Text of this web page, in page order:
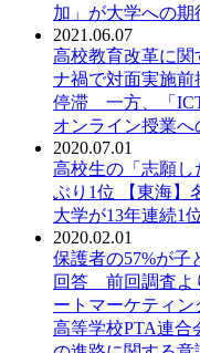
加」が大学への期
2021.06.07
PDF：
高校教育改革に
ナ禍で対面実施
停滞 一方、「
オンライン授業
2020.07.01
PDF：
高校生の「志願
ぶり1位 【東海】
大学が13年連続1
2020.02.01
PDF：
保護者の57%が子
回答 前回調査よ
ートマーケティ
高等学校PTA連